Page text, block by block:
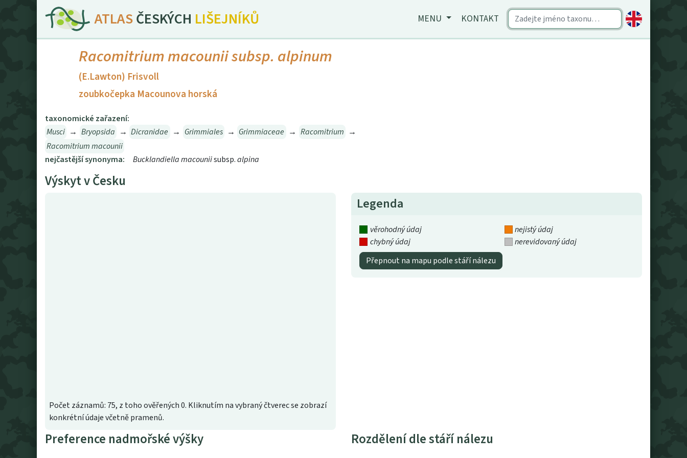
ATLASČESKÝCH LIŠEJNÍKŮ MENU KONTAKT
Racomitrium macouniisubsp. alpinum
(E.Lawton) Frisvoll
zoubkočepka Macounova horská
taxonomické zařazení:
Musci → Bryopsida → Dicranidae → Grimmiales → Grimmiaceae → Racomitrium →
Racomitrium macounii
nejčastější synonyma:
Bucklandiella macouniisubsp.alpina
Výskyt v Česku
Počet záznamů: 75, z toho ověřených 0. Kliknutím na vybraný čtverec se zobrazí
konkrétní údaje včetně pramenů.
Legenda
věrohodný údaj
nejistý údaj
chybný údaj
nerevidovaný údaj
Přepnout na mapu podle stáří nálezu
Preference nadmořské výšky Rozdělení dle stáří nálezu